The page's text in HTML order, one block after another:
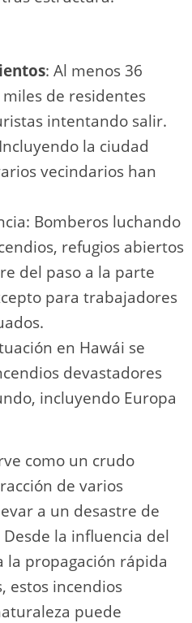
: Al menos 36
de residentes
intentando salir.
la ciudad
vecindarios han
Bomberos luchando
refugios abiertos
del paso a la parte
para trabajadores
en Hawái se
devastadores
incluyendo Europa
como un crudo
de varios
a un desastre de
la influencia del
la propagación rápida
estos incendios
puede